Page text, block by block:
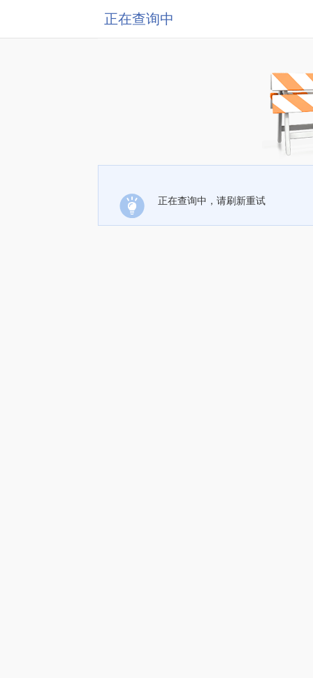
正在查询中
正在查询中，请刷新重试